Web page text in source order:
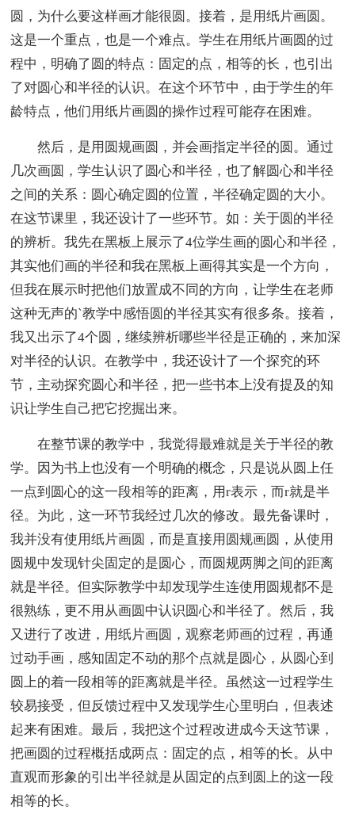
圆，为什么要这样画才能很圆。接着，是用纸片画圆。
这是一个重点，也是一个难点。学生在用纸片画圆的过
程中，明确了圆的特点：固定的点，相等的长，也引出
了对圆心和半径的认识。在这个环节中，由于学生的年
龄特点，他们用纸片画圆的操作过程可能存在困难。
然后，是用圆规画圆，并会画指定半径的圆。通过
几次画圆，学生认识了圆心和半径，也了解圆心和半径
之间的关系：圆心确定圆的位置，半径确定圆的大小。
在这节课里，我还设计了一些环节。如：关于圆的半径
的辨析。我先在黑板上展示了4位学生画的圆心和半径，
其实他们画的半径和我在黑板上画得其实是一个方向，
但我在展示时把他们放置成不同的方向，让学生在老师
这种无声的`教学中感悟圆的半径其实有很多条。接着，
我又出示了4个圆，继续辨析哪些半径是正确的，来加深
对半径的认识。在教学中，我还设计了一个探究的环
节，主动探究圆心和半径，把一些书本上没有提及的知
识让学生自己把它挖掘出来。
在整节课的教学中，我觉得最难就是关于半径的教
学。因为书上也没有一个明确的概念，只是说从圆上任
一点到圆心的这一段相等的距离，用r表示，而r就是半
径。为此，这一环节我经过几次的修改。最先备课时，
我并没有使用纸片画圆，而是直接用圆规画圆，从使用
圆规中发现针尖固定的是圆心，而圆规两脚之间的距离
就是半径。但实际教学中却发现学生连使用圆规都不是
很熟练，更不用从画圆中认识圆心和半径了。然后，我
又进行了改进，用纸片画圆，观察老师画的过程，再通
过动手画，感知固定不动的那个点就是圆心，从圆心到
圆上的着一段相等的距离就是半径。虽然这一过程学生
较易接受，但反馈过程中又发现学生心里明白，但表述
起来有困难。最后，我把这个过程改进成今天这节课，
把画圆的过程概括成两点：固定的点，相等的长。从中
直观而形象的引出半径就是从固定的点到圆上的这一段
相等的长。